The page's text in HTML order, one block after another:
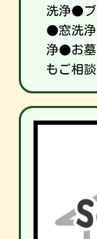
洗浄●ブ
●窓洗
浄●お墓
もご相